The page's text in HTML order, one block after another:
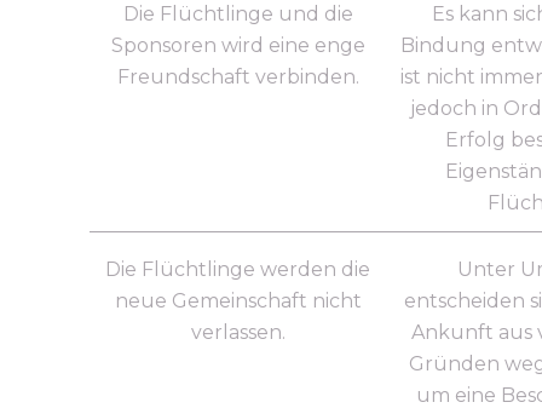
Die Flüchtlinge und die
Sponsoren wird eine enge
Freundschaft verbinden.
Es kann
Bindung
ist nicht
jedoch in
Erfolg
Die Flüchtlinge werden die
neue Gemeinschaft nicht
verlassen.
Unter
entscheiden
Ankunft aus
Gründen
um eine